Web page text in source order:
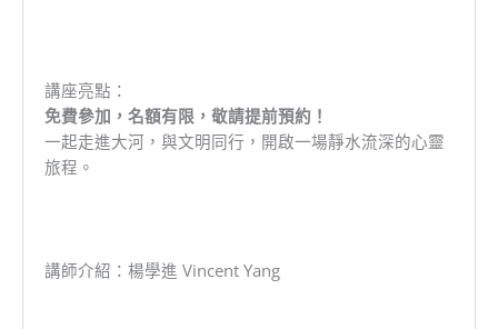
講座亮點：
免費參加，名額有限，敬請提前預約！
一起走進大河，與文明同行，開啟一場靜水流深的心靈
旅程。
講師介紹：楊學進 Vincent Yang